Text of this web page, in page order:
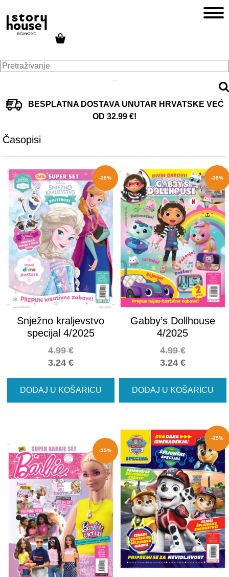
BESPLATNA DOSTAVA UNUTAR HRVATSKE VEĆ
OD 32.99 €!
Časopisi
-35%
Snježno kraljevstvo
specijal 4/2025
3.24 €
4.99€
DODAJ U KOŠARICU
-35%
Gabby’s Dollhouse
4/2025
3.24 €
4.99€
DODAJ U KOŠARICU
-35%
-35%